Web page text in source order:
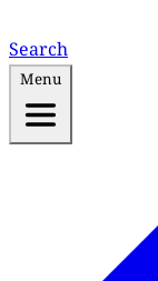
Search
Menu